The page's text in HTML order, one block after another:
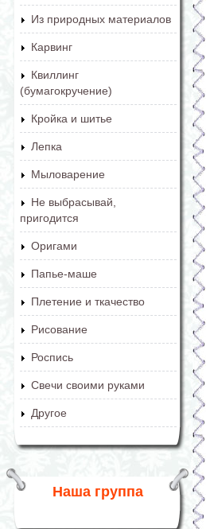
Из природных материалов
Карвинг
Квиллинг
(бумагокручение)
Кройка и шитье
Лепка
Мыловарение
Не выбрасывай,
пригодится
Оригами
Папье-маше
Плетение и ткачество
Рисование
Роспись
Свечи своими руками
Другое
Наша группа